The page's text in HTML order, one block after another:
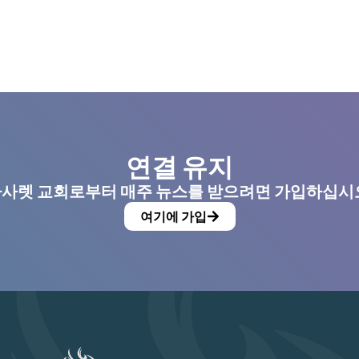
연결 유지
렛 교회로부터 매주 뉴스를 받으려면 가입하십시
여기에 가입